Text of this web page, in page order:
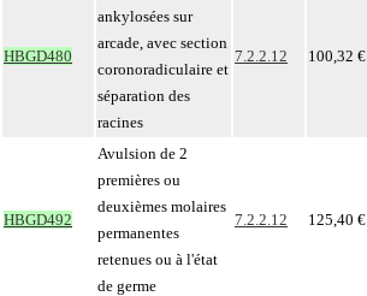
HBGD480
ankylosées sur
arcade, avec section
coronoradiculaire et
séparation des
racines
7.2.2.12 100,32 €
HBGD492
Avulsion de 2
premières ou
deuxièmes molaires
permanentes
retenues ou à l'état
de germe
7.2.2.12 125,40 €